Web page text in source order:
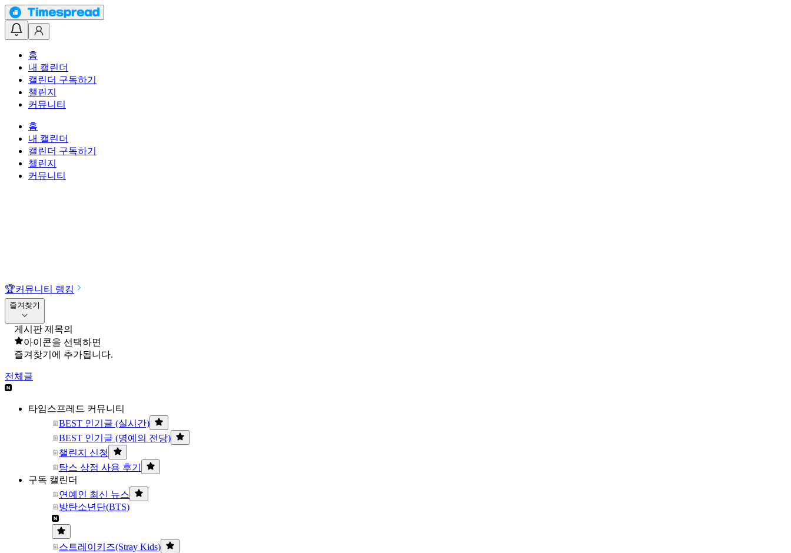
홈
내 캘린더
캘린더 구독하기
챌린지
커뮤니티
홈
내 캘린더
캘린더 구독하기
챌린지
커뮤니티
🏆커뮤니티 랭킹
즐겨찾기
게시판 제목의
아이콘을 선택하면
즐겨찾기에 추가됩니다.
전체글
타임스프레드 커뮤니티
BEST 인기글 (실시간)
BEST 인기글 (명예의 전당)
챌린지 신청
탐스 상점 사용 후기
구독 캘린더
연예인 최신 뉴스
방탄소년단(BTS)
스트레이키즈(Stray Kids)